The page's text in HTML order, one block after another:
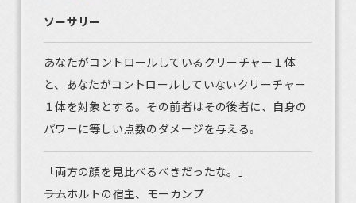
ソーサリー
あなたがコントロールしているクリーチャー１体
と、あなたがコントロールしていないクリーチャー
１体を対象とする。その前者はその後者に、自身の
パワーに等しい点数のダメージを与える。
「両方の顔を見比べるべきだったな。」
――ラムホルトの宿主、モーカンプ